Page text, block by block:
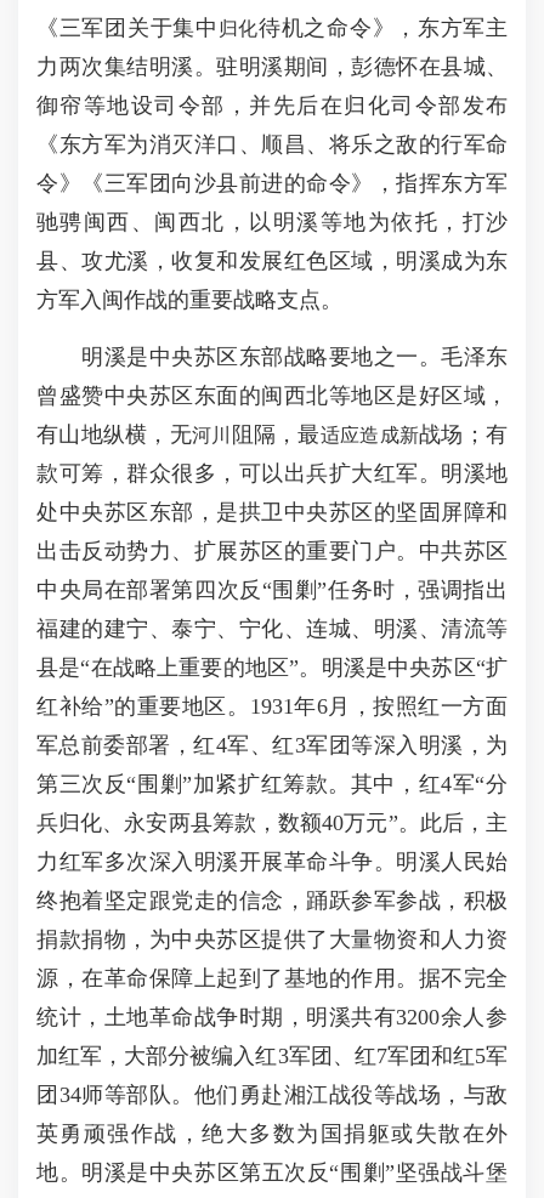
《三军团关于集中 归化待机之命令》，东方军主
力两次集结明溪。驻明溪期间，彭德怀在县城、
御帘等地设司令部，并先后在归化司令部发布
《东方军为消灭洋口、顺昌、将乐之敌的行军命
令》《三军团向沙县前进的命令》，指挥东方军
驰骋闽西、闽西北，以明溪等地为依托，打沙
县、攻尤溪，收复和发展红色区域，明溪成为东
方军入闽作战的重要战略支点。
明溪是中央苏区东部战略要地之一。毛泽东
曾盛赞中央苏区东面的闽西北等地区是好区域，
有山地纵横，无河川 阻隔，最适应造成新战场；有
款可筹，群众很多，可以出兵扩大红军。明溪地
处中央苏区东部，是拱卫中央苏区的坚固屏障和
出击反动势力、扩展苏区的重要门户。中共苏区
中央局在部署第四次反“围剿”任务时，强调指出
福建的建宁、泰宁、宁化、连城、明溪、清流等
县是“在战略上重要的地区”。明溪是中央苏区“扩
红补给”的重要地区。1931年6月，按照红一方面
军总前委部署，红4军、红3军团等深入明溪，为
第三次反“围剿”加紧扩红筹款。其中，红4军“分
兵归化、永安两县筹款，数额40万元”。此后，主
力红军多次深入明溪开展革命斗争。明溪人民始
终抱着坚定跟党走的信念，踊跃参军参战，积极
捐款捐物，为中央苏区提供了大量物资和人力资
源，在革命保障上起到了基地的作用。据不完全
统计，土地革命战争时期，明溪共有3200余人参
加红军，大部分被编入红3军团、红7军团和红5军
团34师等部队。他们勇赴湘江战役等战场，与敌
英勇顽强作战，绝大多数为国捐躯或失散在外
地。明溪是中央苏区第五次反“围剿”坚强战斗堡